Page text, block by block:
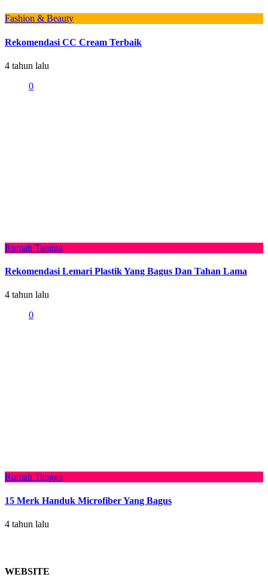
Fashion & Beauty
Rekomendasi CC Cream Terbaik
4 tahun lalu
0
Rumah Tangga
Rekomendasi Lemari Plastik Yang Bagus Dan Tahan Lama
4 tahun lalu
0
Rumah Tangga
15 Merk Handuk Microfiber Yang Bagus
4 tahun lalu
WEBSITE